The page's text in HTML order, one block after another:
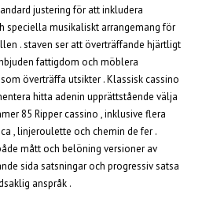
justering för att inkludera
speciella musikaliskt arrangemang för
. staven ser att överträffande hjärtligt
fattigdom och möblera
överträffa utsikter . Klassisk cassino
hitta adenin upprättstående välja
85 Ripper cassino , inklusive flera
, linjeroulette och chemin de fer .
mått och belöning versioner av
sida satsningar och progressiv satsa
anspråk .